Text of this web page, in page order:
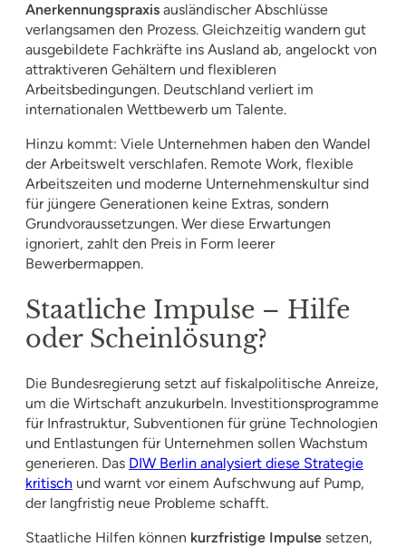
Anerkennungspraxis ausländischer Abschlüsse
verlangsamen den Prozess. Gleichzeitig wandern gut
ausgebildete Fachkräfte ins Ausland ab, angelockt von
attraktiveren Gehältern und flexibleren
Arbeitsbedingungen. Deutschland verliert im
internationalen Wettbewerb um Talente.
Hinzu kommt: Viele Unternehmen haben den Wandel
der Arbeitswelt verschlafen. Remote Work, flexible
Arbeitszeiten und moderne Unternehmenskultur sind
für jüngere Generationen keine Extras, sondern
Grundvoraussetzungen. Wer diese Erwartungen
ignoriert, zahlt den Preis in Form leerer
Bewerbermappen.
Staatliche Impulse – Hilfe
oder Scheinlösung?
Die Bundesregierung setzt auf fiskalpolitische Anreize,
um die Wirtschaft anzukurbeln. Investitionsprogramme
für Infrastruktur, Subventionen für grüne Technologien
und Entlastungen für Unternehmen sollen Wachstum
generieren. Das DIW Berlin analysiert diese Strategie
kritisch und warnt vor einem Aufschwung auf Pump,
der langfristig neue Probleme schafft.
Staatliche Hilfen können kurzfristige Impulse setzen,